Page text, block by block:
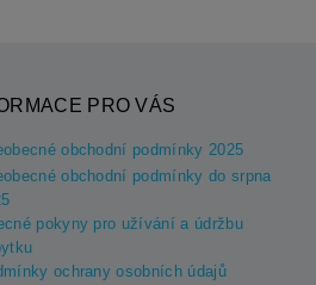
PRO VÁS
obchodní podmínky 2025
obchodní podmínky do srpna
pokyny pro užívání a údržbu
ochrany osobních údajů